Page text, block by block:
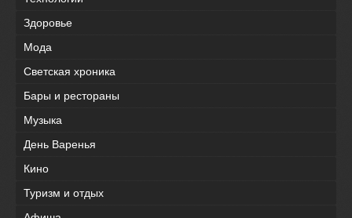
Здоровье
Мода
Светская хроника
Бары и рестораны
Музыка
День Варенья
Кино
Туризм и отдых